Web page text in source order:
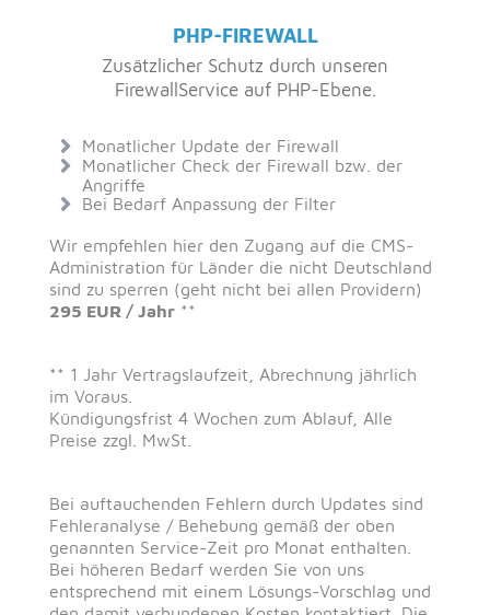
PHP-FIREWALL
Zusätzlicher Schutz durch unseren
FirewallService auf PHP-Ebene.
Monatlicher Update der Firewall
Monatlicher Check der Firewall bzw. der
Angriffe
Bei Bedarf Anpassung der Filter
Wir empfehlen hier den Zugang auf die CMS-
Administration für Länder die nicht Deutschland
sind zu sperren (geht nicht bei allen Providern)
295 EUR / Jahr **
** 1 Jahr Vertragslaufzeit, Abrechnung jährlich
im Voraus.
Kündigungsfrist 4 Wochen zum Ablauf, Alle
Preise zzgl. MwSt.
Bei auftauchenden Fehlern durch Updates sind
Fehleranalyse / Behebung gemäß der oben
genannten Service-Zeit pro Monat enthalten.
Bei höheren Bedarf werden Sie von uns
entsprechend mit einem Lösungs-Vorschlag und